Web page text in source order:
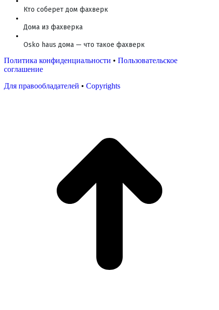
Кто соберет дом фахверк
Дома из фахверка
Osko haus дома — что такое фахверк
Политика конфиденциальности • Пользовательское
соглашение
Для правообладателей • Copyrights